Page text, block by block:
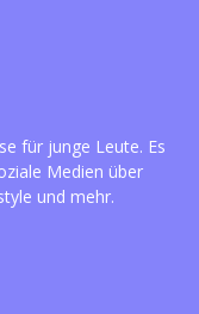
für junge Leute. Es
Medien über
und mehr.